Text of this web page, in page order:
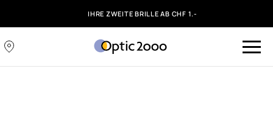
IHRE ZWEITE BRILLE AB CHF 1.-